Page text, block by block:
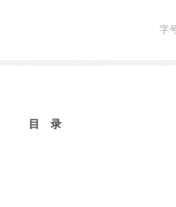
字
目 录